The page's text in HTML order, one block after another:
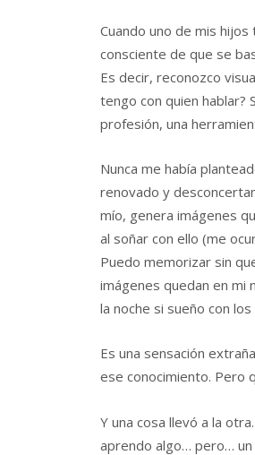
Cuando uno de mis
consciente de que se
Es decir, reconozco
tengo con quien hablar?
profesión, una
Nunca me había
renovado y
mío, genera imágenes
al soñar con ello (me
Puedo memorizar sin
imágenes quedan en mi
la noche si sueño con
Es una sensación
ese conocimiento. Pero
Y una cosa llevó a la
aprendo algo… pero… un